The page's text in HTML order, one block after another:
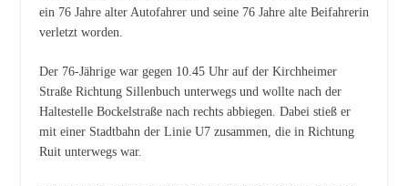
ein 76 Jahre alter Autofahrer und seine 76 Jahre alte Beifahrerin
verletzt worden.
Der 76-Jährige war gegen 10.45 Uhr auf der Kirchheimer
Straße Richtung Sillenbuch unterwegs und wollte nach der
Haltestelle Bockelstraße nach rechts abbiegen. Dabei stieß er
mit einer Stadtbahn der Linie U7 zusammen, die in Richtung
Ruit unterwegs war.